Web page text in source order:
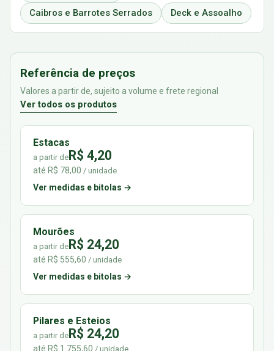
Caibros e Barrotes Serrados
Deck e Assoalho
Referência de preços
Valores a partir de, sujeito a volume e frete regional
Ver todos os produtos
Estacas
a partir deR$ 4,20
até R$ 78,00 / unidade
Ver medidas e bitolas →
Mourões
a partir deR$ 24,20
até R$ 555,60 / unidade
Ver medidas e bitolas →
Pilares e Esteios
a partir deR$ 24,20
até R$ 1.755,60 / unidade